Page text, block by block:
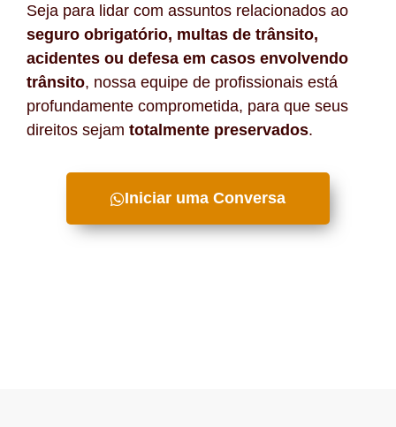
Seja para lidar com assuntos relacionados ao
seguro obrigatório, multas de trânsito,
acidentes ou defesa em casos envolvendo
trânsito, nossa equipe de profissionais está
profundamente comprometida, para que seus
direitos sejam totalmente preservados.
Iniciar uma Conversa